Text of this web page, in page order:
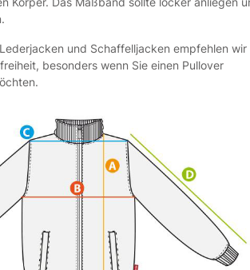
und Schaffelljacken empfehlen wir
besonders wenn Sie einen Pullover